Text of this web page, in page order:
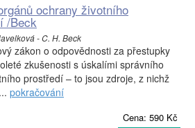
ochrany životního
/Beck
- C. H. Beck
zákon o odpovědnosti za přestupky
zkušenosti s úskalími správního
prostředí – to jsou zdroje, z nichž
pokračování
Cena: 590 Kč